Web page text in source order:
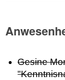
Gesine